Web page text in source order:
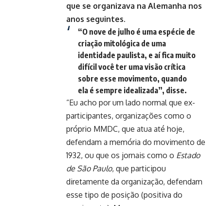
que se organizava na Alemanha nos
anos seguintes.
“O nove de julho é uma espécie de
criação mitológica de uma
identidade paulista, e aí fica muito
difícil você ter uma visão crítica
sobre esse movimento, quando
ela é sempre idealizada”, disse.
“Eu acho por um lado normal que ex-
participantes, organizações como o
próprio MMDC, que atua até hoje,
defendam a memória do movimento de
1932, ou que os jornais como o Estado
de São Paulo, que participou
diretamente da organização, defendam
esse tipo de posição (positiva do